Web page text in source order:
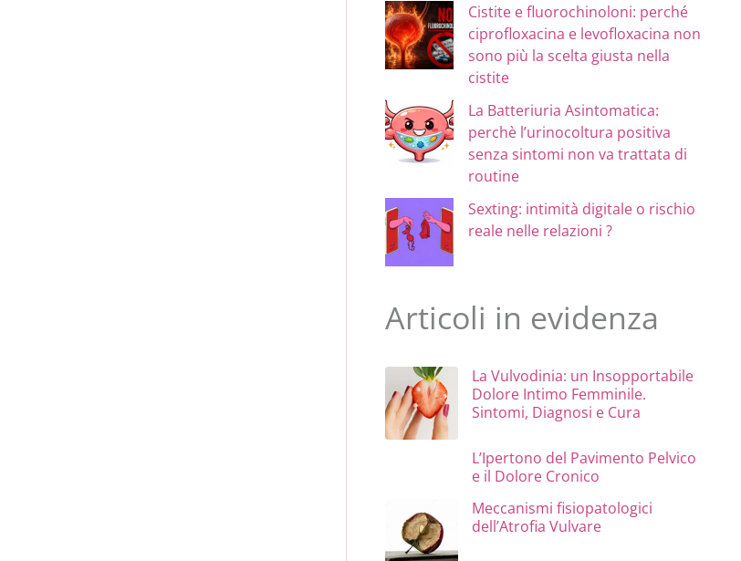
Cistite e fluorochinoloni: perché
ciprofloxacina e levofloxacina non
sono più la scelta giusta nella
cistite
La Batteriuria Asintomatica:
perchè l’urinocoltura positiva
senza sintomi non va trattata di
routine
Sexting: intimità digitale o rischio
reale nelle relazioni ?
Articoli in evidenza
La Vulvodinia: un Insopportabile
Dolore Intimo Femminile.
Sintomi, Diagnosi e Cura
L’Ipertono del Pavimento Pelvico
e il Dolore Cronico
Meccanismi fisiopatologici
dell’Atrofia Vulvare